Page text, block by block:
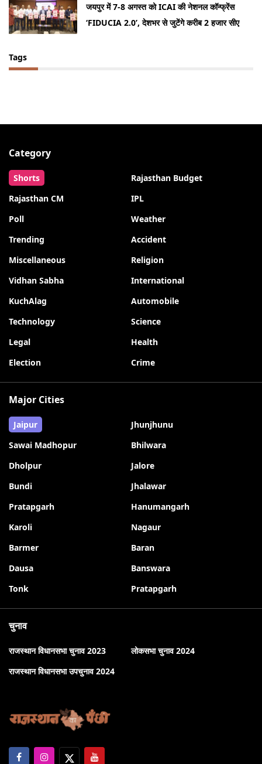
जयपुर में 7-8 अगस्त को ICAI की नेशनल कॉन्फ्रेंस
‘FIDUCIA 2.0’, देशभर से जुटेंगे करीब 2 हजार सीए
Tags
Category
Shorts
Rajasthan Budget
Rajasthan CM
IPL
Poll
Weather
Trending
Accident
Miscellaneous
Religion
Vidhan Sabha
International
KuchAlag
Automobile
Technology
Science
Legal
Health
Election
Crime
Major Cities
Jaipur
Jhunjhunu
Sawai Madhopur
Bhilwara
Dholpur
Jalore
Bundi
Jhalawar
Pratapgarh
Hanumangarh
Karoli
Nagaur
Barmer
Baran
Dausa
Banswara
Tonk
Pratapgarh
चुनाव
राजस्थान विधानसभा चुनाव 2023
लोकसभा चुनाव 2024
राजस्थान विधानसभा उपचुनाव 2024